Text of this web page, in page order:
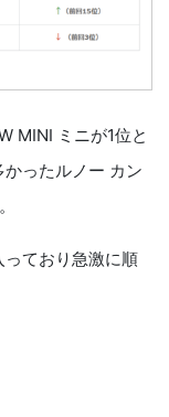
MINI ミニが1位と
ったルノー カン
ており急激に順